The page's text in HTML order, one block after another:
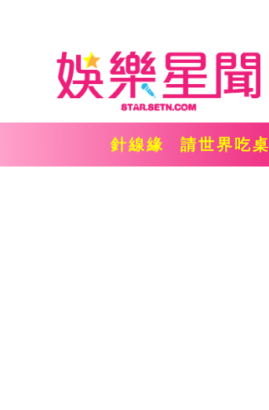
針線緣 請世界吃桌